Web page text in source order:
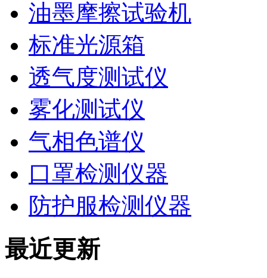
油墨摩擦试验机
标准光源箱
透气度测试仪
雾化测试仪
气相色谱仪
口罩检测仪器
防护服检测仪器
最近更新